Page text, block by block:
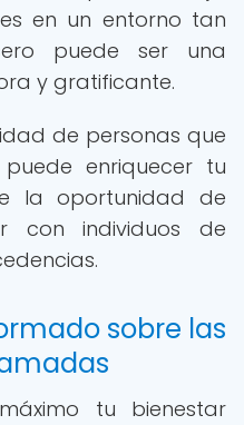
en un entorno tan
puede ser una
y gratificante.
de personas que
enriquecer tu
la oportunidad de
con individuos de
sobre las
tu bienestar